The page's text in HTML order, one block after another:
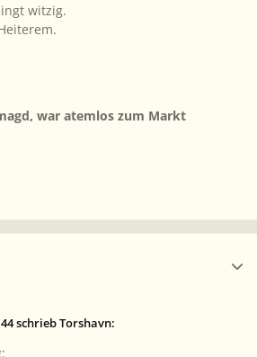
witzig.
war atemlos zum Markt
schrieb Torshavn: